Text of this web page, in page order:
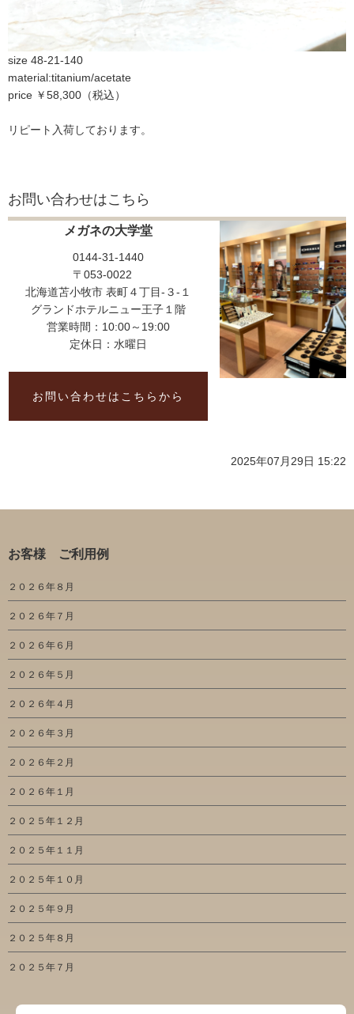
size 48-21-140
material:titanium/acetate
price ￥58,300（税込）
リピート入荷しております。
お問い合わせはこちら
メガネの大学堂
0144-31-1440
〒053-0022
北海道苫小牧市 表町４丁目-３-１
グランドホテルニュー王子１階
営業時間：10:00～19:00
定休日：水曜日
お問い合わせはこちらから
2025年07月29日 15:22
お客様 ご利用例
２０２６年８月
２０２６年７月
２０２６年６月
２０２６年５月
２０２６年４月
２０２６年３月
２０２６年２月
２０２６年１月
２０２５年１２月
２０２５年１１月
２０２５年１０月
２０２５年９月
２０２５年８月
２０２５年７月